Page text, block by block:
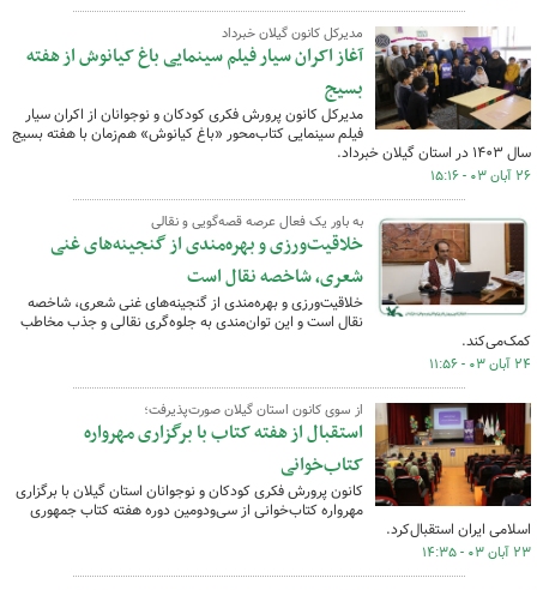
مدیرکل کانون گیلان خبرداد
آغاز اکران سیار فیلم سینمایی باغ کیانوش از هفته
بسیج
مدیرکل کانون پرورش فکری کودکان و نوجوانان از اکران سیار
فیلم سینمایی کتاب‌محور «باغ کیانوش» هم‌زمان با هفته بسیج
سال ۱۴۰۳ در استان گیلان خبرداد.
۲۶ آبان ۰۳ - ۱۵:۱۶
به باور یک فعال عرصه قصه‌گویی و نقالی
خلاقیت‌ورزی و بهره‌مندی از گنجینه‌های غنی
شعری، شاخصه نقال است
خلاقیت‌ورزی و بهره‌مندی از گنجینه‌های غنی شعری، شاخصه
نقال است و این توان‌مندی به جلوه‌گری نقالی و جذب مخاطب
کمک‌می‌کند.
۲۴ آبان ۰۳ - ۱۱:۵۶
از سوی کانون استان گیلان صورت‌پذیرفت؛
استقبال از هفته کتاب با برگزاری مهرواره
کتاب‌خوانی
کانون پرورش فکری کودکان و نوجوانان استان گیلان با برگزاری
مهرواره کتاب‌خوانی از سی‌ودومین دوره هفته کتاب جمهوری
اسلامی ایران استقبال‌کرد.
۲۳ آبان ۰۳ - ۱۴:۳۵